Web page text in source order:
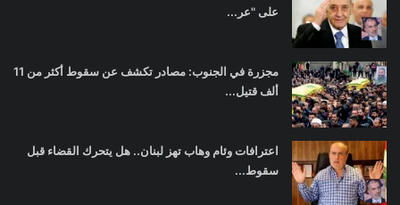
على "عر...
مجزرة في الجنوب: مصادر تكشف عن سقوط أكثر من 11
ألف قتيل...
اعترافات وئام وهاب تهز لبنان.. هل يتحرك القضاء قبل
سقوط...